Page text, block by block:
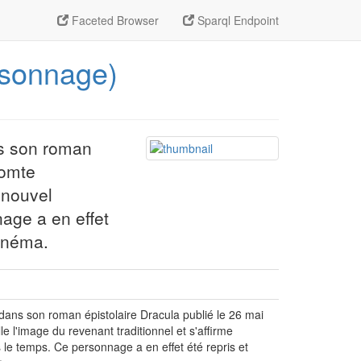
Faceted Browser Sparql Endpoint
son roman
a en effet
son roman épistolaire Dracula publié le 26 mai
l'image du revenant traditionnel et s'affirme
temps. Ce personnage a en effet été repris et